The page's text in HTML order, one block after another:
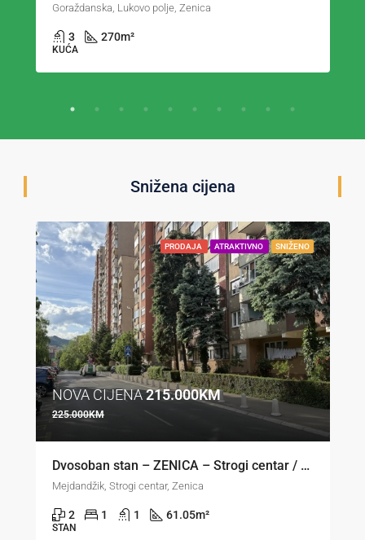
Goraždanska, Lukovo polje, Zenica
3 270m²
KUĆA
Snižena cijena
PRODAJA ATRAKTIVNO SNIŽENO
NOVA CIJENA215.000KM
225.000KM
Dvosoban stan – ZENICA – Strogi centar / Mejdandžik
Mejdandžik, Strogi centar, Zenica
2 1 1 61.05m²
STAN